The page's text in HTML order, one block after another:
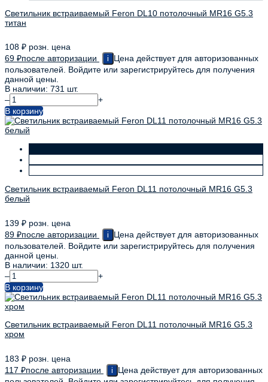
Светильник встраиваемый Feron DL10 потолочный MR16 G5.3
титан
108 ₽ розн. цена
69 ₽после авторизации i
Цена действует для авторизованных
пользователей. Войдите или зарегистрируйтесь для получения
данной цены.
В наличии: 731 шт.
–
+
В корзину
Светильник встраиваемый Feron DL11 потолочный MR16 G5.3
белый
139 ₽ розн. цена
89 ₽после авторизации i
Цена действует для авторизованных
пользователей. Войдите или зарегистрируйтесь для получения
данной цены.
В наличии: 1320 шт.
–
+
В корзину
Светильник встраиваемый Feron DL11 потолочный MR16 G5.3
хром
183 ₽ розн. цена
117 ₽после авторизации i
Цена действует для авторизованных